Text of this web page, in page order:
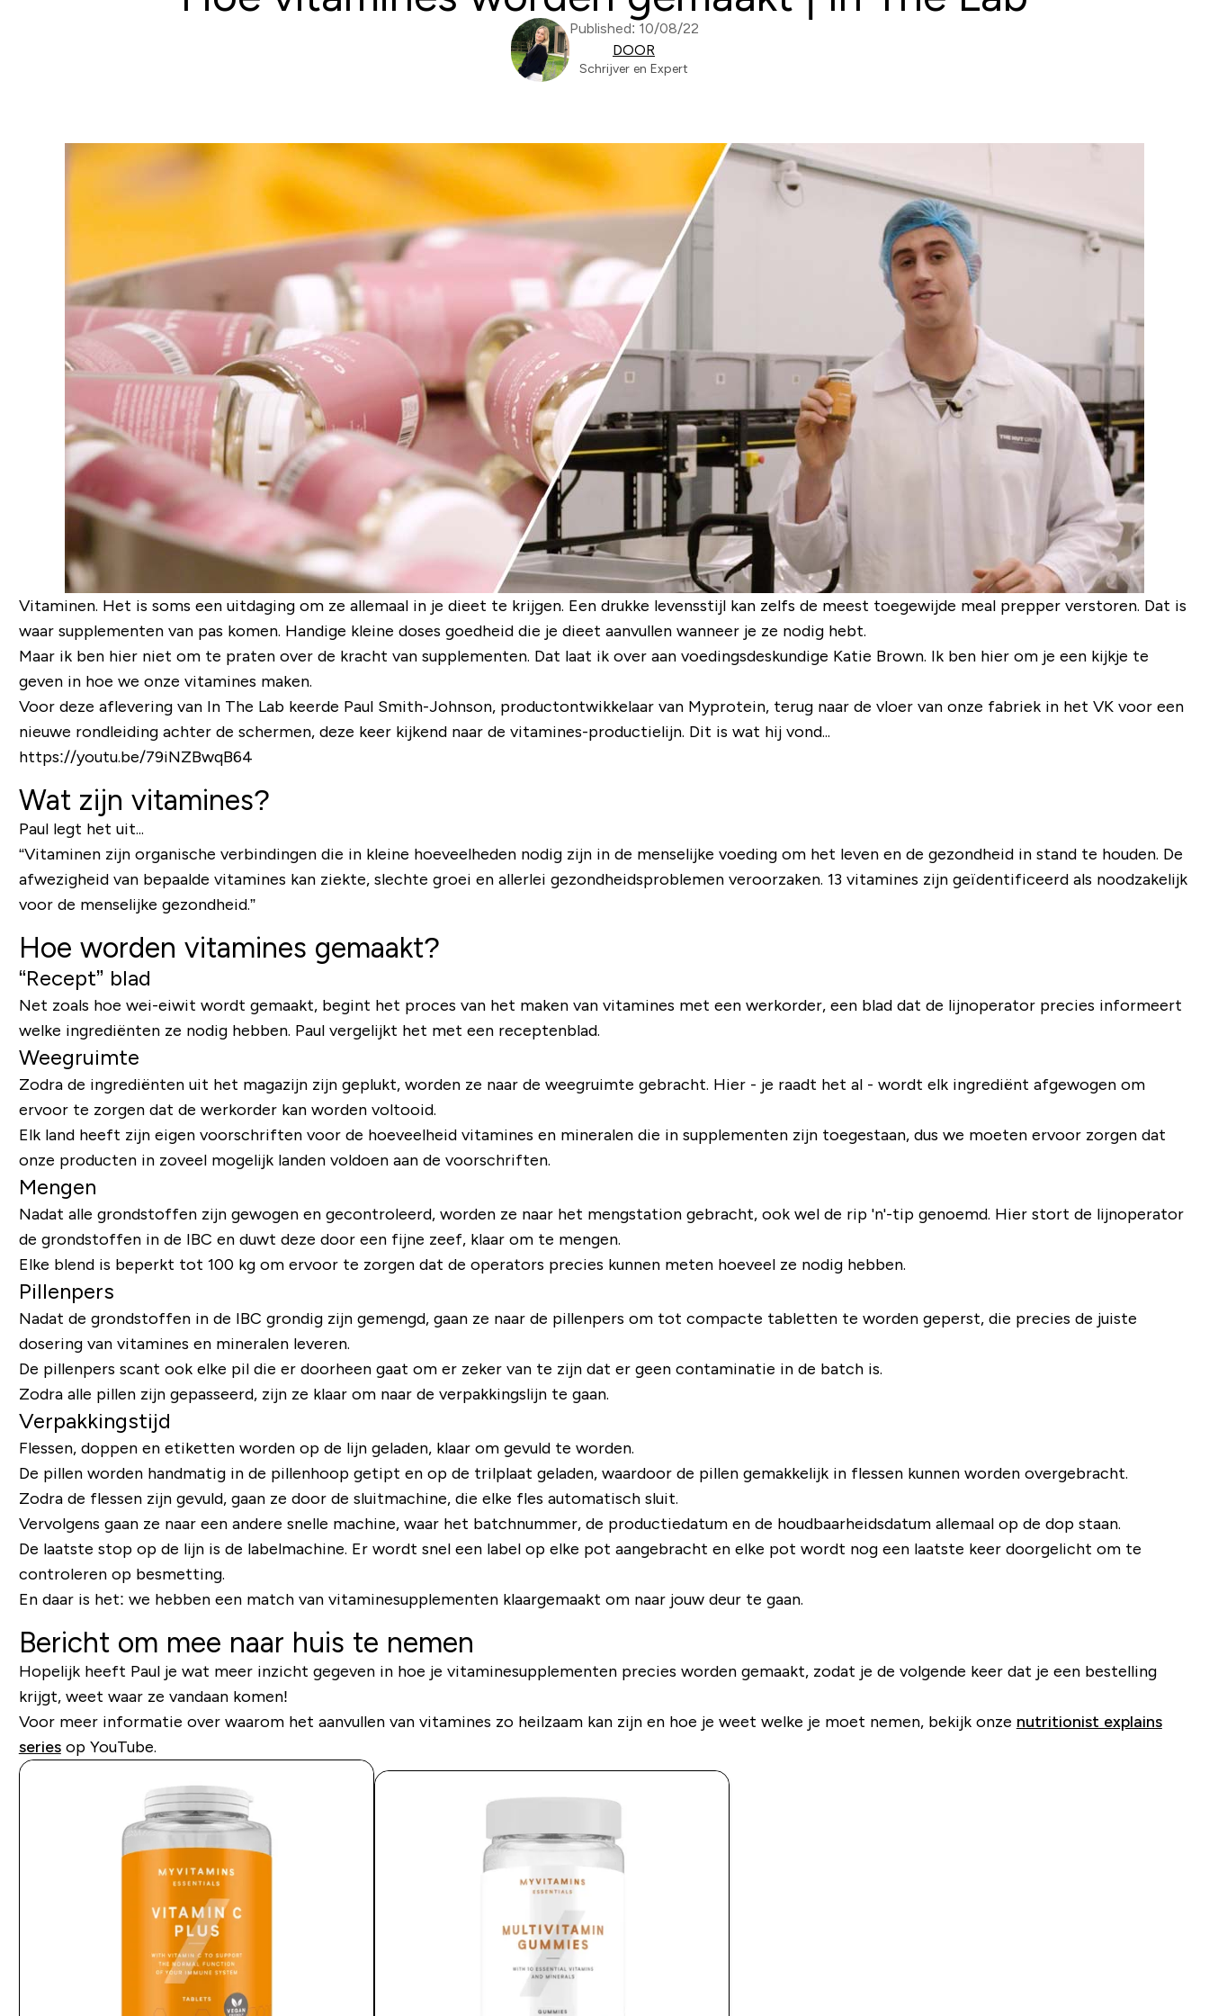
Published: 10/08/22
DOOR
Schrijver en Expert
Vitaminen. Het is soms een uitdaging om ze allemaal in je dieet te krijgen. Een drukke levensstijl kan zelfs de meest toegewijde meal prepper verstoren. Dat is
waar supplementen van pas komen. Handige kleine doses goedheid die je dieet aanvullen wanneer je ze nodig hebt.
Maar ik ben hier niet om te praten over de kracht van supplementen. Dat laat ik over aan voedingsdeskundige Katie Brown. Ik ben hier om je een kijkje te
geven in hoe we onze vitamines maken.
Voor deze aflevering van In The Lab keerde Paul Smith-Johnson, productontwikkelaar van Myprotein, terug naar de vloer van onze fabriek in het VK voor een
nieuwe rondleiding achter de schermen, deze keer kijkend naar de vitamines-productielijn. Dit is wat hij vond...
https://youtu.be/79iNZBwqB64
Wat zijn vitamines?
Paul legt het uit...
“Vitaminen zijn organische verbindingen die in kleine hoeveelheden nodig zijn in de menselijke voeding om het leven en de gezondheid in stand te houden. De
afwezigheid van bepaalde vitamines kan ziekte, slechte groei en allerlei gezondheidsproblemen veroorzaken. 13 vitamines zijn geïdentificeerd als noodzakelijk
voor de menselijke gezondheid.”
Hoe worden vitamines gemaakt?
“Recept” blad
Net zoals hoe wei-eiwit wordt gemaakt, begint het proces van het maken van vitamines met een werkorder, een blad dat de lijnoperator precies informeert
welke ingrediënten ze nodig hebben. Paul vergelijkt het met een receptenblad.
Weegruimte
Zodra de ingrediënten uit het magazijn zijn geplukt, worden ze naar de weegruimte gebracht. Hier - je raadt het al - wordt elk ingrediënt afgewogen om
ervoor te zorgen dat de werkorder kan worden voltooid.
Elk land heeft zijn eigen voorschriften voor de hoeveelheid vitamines en mineralen die in supplementen zijn toegestaan, dus we moeten ervoor zorgen dat
onze producten in zoveel mogelijk landen voldoen aan de voorschriften.
Mengen
Nadat alle grondstoffen zijn gewogen en gecontroleerd, worden ze naar het mengstation gebracht, ook wel de rip 'n'-tip genoemd. Hier stort de lijnoperator
de grondstoffen in de IBC en duwt deze door een fijne zeef, klaar om te mengen.
Elke blend is beperkt tot 100 kg om ervoor te zorgen dat de operators precies kunnen meten hoeveel ze nodig hebben.
Pillenpers
Nadat de grondstoffen in de IBC grondig zijn gemengd, gaan ze naar de pillenpers om tot compacte tabletten te worden geperst, die precies de juiste
dosering van vitamines en mineralen leveren.
De pillenpers scant ook elke pil die er doorheen gaat om er zeker van te zijn dat er geen contaminatie in de batch is.
Zodra alle pillen zijn gepasseerd, zijn ze klaar om naar de verpakkingslijn te gaan.
Verpakkingstijd
Flessen, doppen en etiketten worden op de lijn geladen, klaar om gevuld te worden.
De pillen worden handmatig in de pillenhoop getipt en op de trilplaat geladen, waardoor de pillen gemakkelijk in flessen kunnen worden overgebracht.
Zodra de flessen zijn gevuld, gaan ze door de sluitmachine, die elke fles automatisch sluit.
Vervolgens gaan ze naar een andere snelle machine, waar het batchnummer, de productiedatum en de houdbaarheidsdatum allemaal op de dop staan.
De laatste stop op de lijn is de labelmachine. Er wordt snel een label op elke pot aangebracht en elke pot wordt nog een laatste keer doorgelicht om te
controleren op besmetting.
En daar is het: we hebben een match van vitaminesupplementen klaargemaakt om naar jouw deur te gaan.
Bericht om mee naar huis te nemen
Hopelijk heeft Paul je wat meer inzicht gegeven in hoe je vitaminesupplementen precies worden gemaakt, zodat je de volgende keer dat je een bestelling
krijgt, weet waar ze vandaan komen!
Voor meer informatie over waarom het aanvullen van vitamines zo heilzaam kan zijn en hoe je weet welke je moet nemen, bekijk onze nutritionist explains
seriesop YouTube.